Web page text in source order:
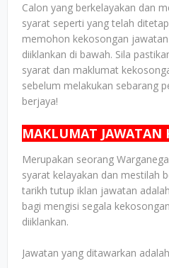
Calon yang berkelayakan dan
syarat seperti yang telah
memohon kekosongan
diiklankan di bawah. Sila
syarat dan maklumat
sebelum melakukan sebarang
berjaya!
MAKLUMAT JAWATAN
Merupakan seorang
syarat kelayakan dan mestilah
tarikh tutup iklan jawatan
bagi mengisi segala
diiklankan.
Jawatan yang ditawarkan